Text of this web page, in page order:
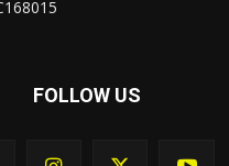
FOLLOW US